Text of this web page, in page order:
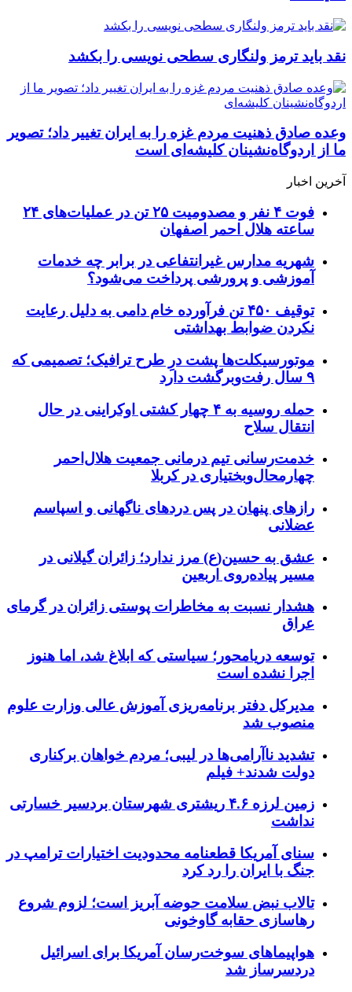
نقد باید ترمز ولنگاری سطحی نویسی را بکشد
وعده صادق ذهنیت مردم غزه را به ایران تغییر داد؛ تصویر
ما از اردوگاه‌نشینان کلیشه‌ای است
آخرین اخبار
فوت ۴ نفر و مصدومیت ۲۵ تن در عملیات‌های ۲۴
ساعته هلال احمر اصفهان
شهریه مدارس غیرانتفاعی در برابر چه خدمات
آموزشی و پرورشی پرداخت می‌شود؟
توقیف ۴۵۰ تن فرآورده خام دامی به دلیل رعایت
نکردن ضوابط بهداشتی
موتورسیکلت‌ها پشت درِ طرح ترافیک؛ تصمیمی که
۹ سال رفت‌وبرگشت دارد
حمله روسیه به ۴ چهار کشتی اوکراینی در حال
انتقال سلاح
خدمت‌رسانی تیم درمانی جمعیت هلال‌احمر
چهارمحال‌وبختیاری در کربلا
رازهای پنهان در پس دردهای ناگهانی و اسپاسم
عضلانی
عشق به حسین(ع) مرز ندارد؛ زائران گیلانی در
مسیر پیاده‌روی اربعین
هشدار نسبت به مخاطرات پوستی زائران در گرمای
عراق
توسعه دریامحور؛ سیاستی که ابلاغ شد، اما هنوز
اجرا نشده است
مدیرکل دفتر برنامه‌ریزی آموزش عالی وزارت علوم
منصوب شد
تشدید ناآرامی‌ها در لیبی؛ مردم خواهان برکناری
دولت شدند+ فیلم
زمین لرزه ۴.۶ ریشتری شهرستان بردسیر خسارتی
نداشت
سنای آمریکا قطعنامه محدودیت اختیارات ترامپ در
جنگ با ایران را رد کرد
تالاب نبض سلامت حوضه آبریز است؛ لزوم شروع
رهاسازی حقابه گاوخونی
هواپیماهای سوخت‌رسان آمریکا برای اسرائیل
دردسرساز شد